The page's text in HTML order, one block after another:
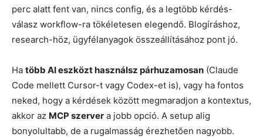
perc alatt fent van, nincs config, és a legtöbb kérdés-
válasz workflow-ra tökéletesen elegendő. Blogíráshoz,
research-höz, ügyfélanyagok összeállításához pont jó.
Ha több AI eszközt használsz párhuzamosan (Claude
Code mellett Cursor-t vagy Codex-et is), vagy ha fontos
neked, hogy a kérdések között megmaradjon a kontextus,
akkor az MCP szerver a jobb opció. A setup alig
bonyolultabb, de a rugalmasság érezhetően nagyobb.